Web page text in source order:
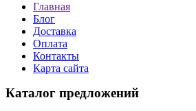
Главная
Блог
Доставка
Оплата
Контакты
Карта сайта
Каталог предложений